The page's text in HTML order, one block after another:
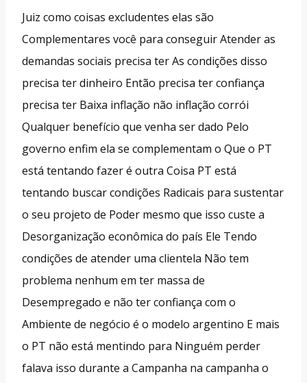
Juiz como coisas excludentes elas são
Complementares você para conseguir Atender as
demandas sociais precisa ter As condições disso
precisa ter dinheiro Então precisa ter confiança
precisa ter Baixa inflação não inflação corrói
Qualquer benefício que venha ser dado Pelo
governo enfim ela se complementam o Que o PT
está tentando fazer é outra Coisa PT está
tentando buscar condições Radicais para sustentar
o seu projeto de Poder mesmo que isso custe a
Desorganização econômica do país Ele Tendo
condições de atender uma clientela Não tem
problema nenhum em ter massa de
Desempregado e não ter confiança com o
Ambiente de negócio é o modelo argentino E mais
o PT não está mentindo para Ninguém perder
falava isso durante a Campanha na campanha o